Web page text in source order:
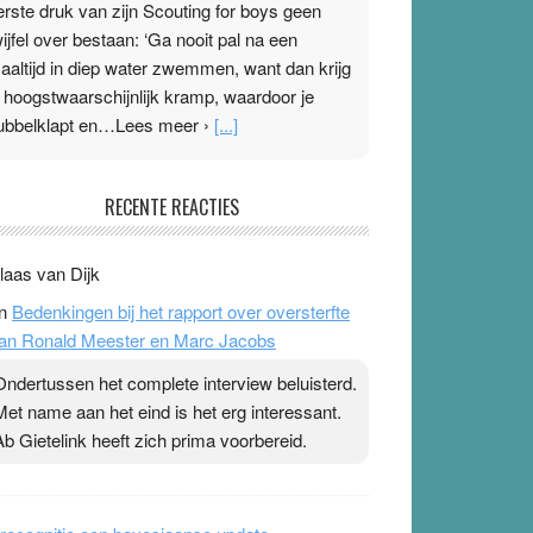
druk van zijn Scouting for boys geen
over bestaan: ‘Ga nooit pal na een
in diep water zwemmen, want dan krijg
kramp, waardoor je
en…Lees meer › [...]
Ward van Beek
Ze hopen ermee hun hartslag te
terwijl ze meer zuurstof opnemen.
heeft zo’n pleister geen effect. Maar het
Door…Lees meer Pleisterplakkers in de
› [...]
RECENTE REACTIES
van Dijk
Bedenkingen bij het rapport over oversterfte
Ronald Meester en Marc Jacobs
het complete interview beluisterd.
name aan het eind is het erg interessant.
Gietelink heeft zich prima voorbereid.